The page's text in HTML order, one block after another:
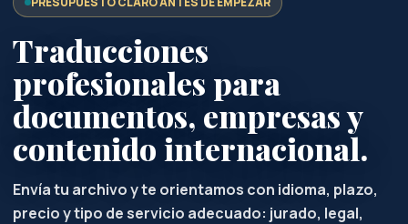
Traducciones
profesionales para
documentos, empresas y
contenido internacional.
Envía tu archivo y te orientamos con idioma, plazo,
precio y tipo de servicio adecuado: jurado, legal,